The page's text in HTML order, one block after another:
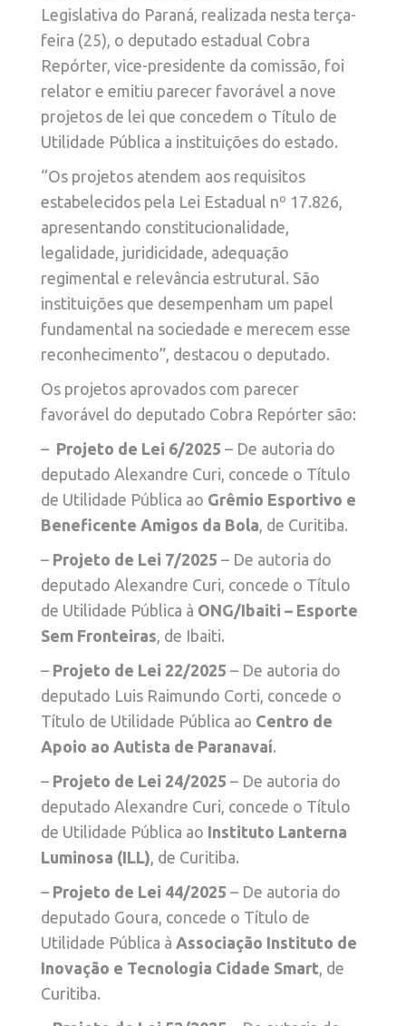
Legislativa do Paraná, realizada nesta terça-
feira (25), o deputado estadual Cobra
Repórter, vice-presidente da comissão, foi
relator e emitiu parecer favorável a nove
projetos de lei que concedem o Título de
Utilidade Pública a instituições do estado.
“Os projetos atendem aos requisitos
estabelecidos pela Lei Estadual nº 17.826,
apresentando constitucionalidade,
legalidade, juridicidade, adequação
regimental e relevância estrutural. São
instituições que desempenham um papel
fundamental na sociedade e merecem esse
reconhecimento”, destacou o deputado.
Os projetos aprovados com parecer
favorável do deputado Cobra Repórter são:
– Projeto de Lei 6/2025 – De autoria do
deputado Alexandre Curi, concede o Título
de Utilidade Pública ao Grêmio Esportivo e
Beneficente Amigos da Bola, de Curitiba.
– Projeto de Lei 7/2025 – De autoria do
deputado Alexandre Curi, concede o Título
de Utilidade Pública à ONG/Ibaiti – Esporte
Sem Fronteiras, de Ibaiti.
– Projeto de Lei 22/2025 – De autoria do
deputado Luis Raimundo Corti, concede o
Título de Utilidade Pública ao Centro de
Apoio ao Autista de Paranavaí.
– Projeto de Lei 24/2025 – De autoria do
deputado Alexandre Curi, concede o Título
de Utilidade Pública ao Instituto Lanterna
Luminosa (ILL), de Curitiba.
– Projeto de Lei 44/2025 – De autoria do
deputado Goura, concede o Título de
Utilidade Pública à Associação Instituto de
Inovação e Tecnologia Cidade Smart, de
Curitiba.